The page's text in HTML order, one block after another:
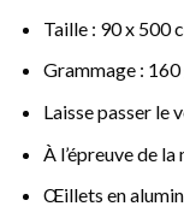
Taille : 90 x 500
Grammage : 160
Laisse passer le
À l’épreuve de
Œillets en